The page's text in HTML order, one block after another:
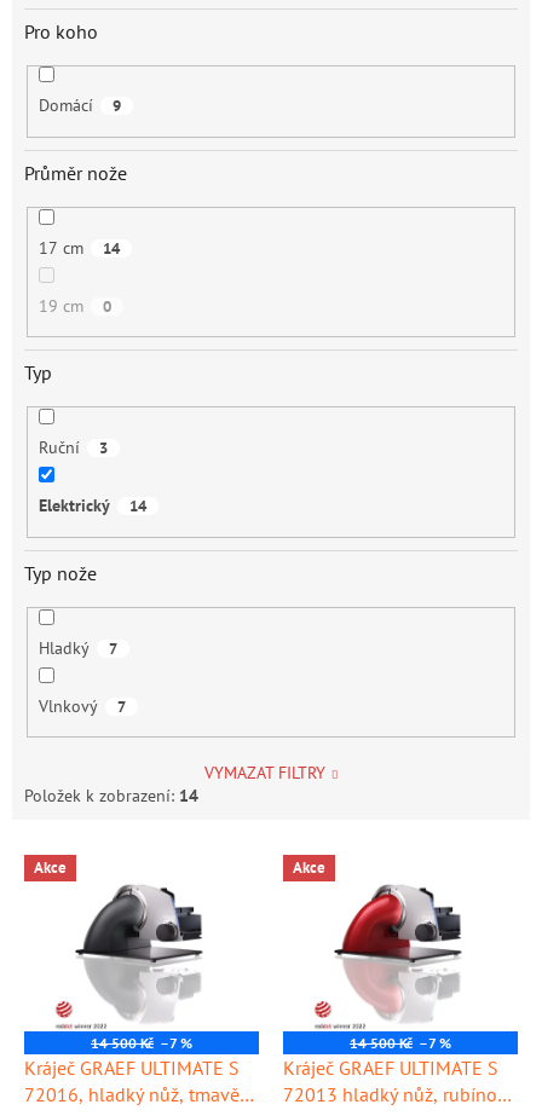
Pro koho
Domácí 9
Průměr nože
17 cm 14
19 cm 0
Typ
Ruční 3
Elektrický 14
Typ nože
Hladký 7
Vlnkový 7
VYMAZAT FILTRY
Položek k zobrazení: 14
Akce
14 500 Kč –7 %
Kráječ GRAEF ULTIMATE S
72016, hladký nůž, tmavě
Akce
14 500 Kč –7 %
Kráječ GRAEF ULTIMATE S
72013 hladký nůž, rubínová